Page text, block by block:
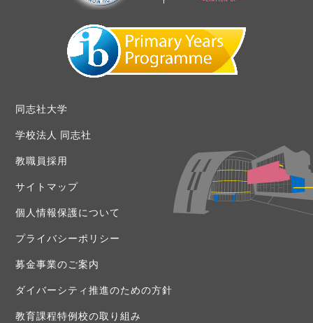
同志社大学
学校法人 同志社
教職員採用
サイトマップ
個人情報保護について
プライバシーポリシー
募金事業のご案内
ダイバーシティ推進のための方針
教育課程特例校の取り組み